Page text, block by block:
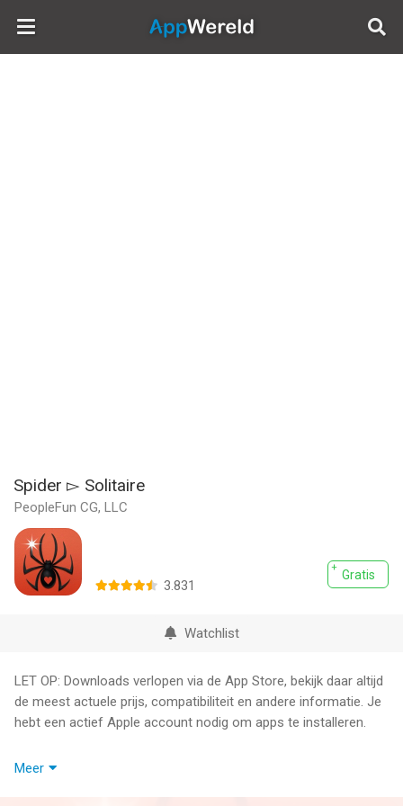
AppWereld
Spider ▻ Solitaire
PeopleFun CG, LLC
Gratis
3.831
Watchlist
LET OP: Downloads verlopen via de App Store, bekijk daar altijd
de meest actuele prijs, compatibiliteit en andere informatie. Je
hebt een actief Apple account nodig om apps te installeren.
Relax and enjoy a beautifully designed Spider ▻ Solitaire game
Meer